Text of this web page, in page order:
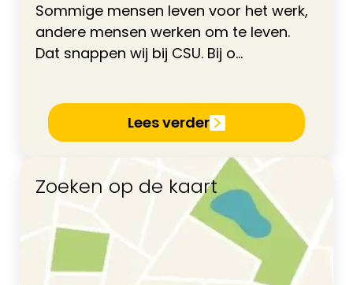
Sommige mensen leven voor het werk,
andere mensen werken om te leven.
Dat snappen wij bij CSU. Bij o...
Lees verder
Zoeken op de kaart